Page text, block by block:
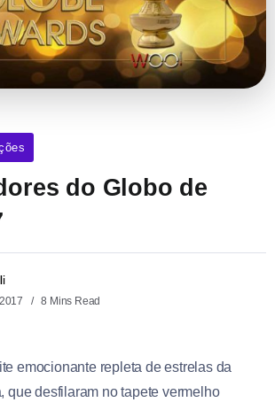
do Globo de
8 Mins Read
emocionante repleta de estrelas da
que desfilaram no tapete vermelho